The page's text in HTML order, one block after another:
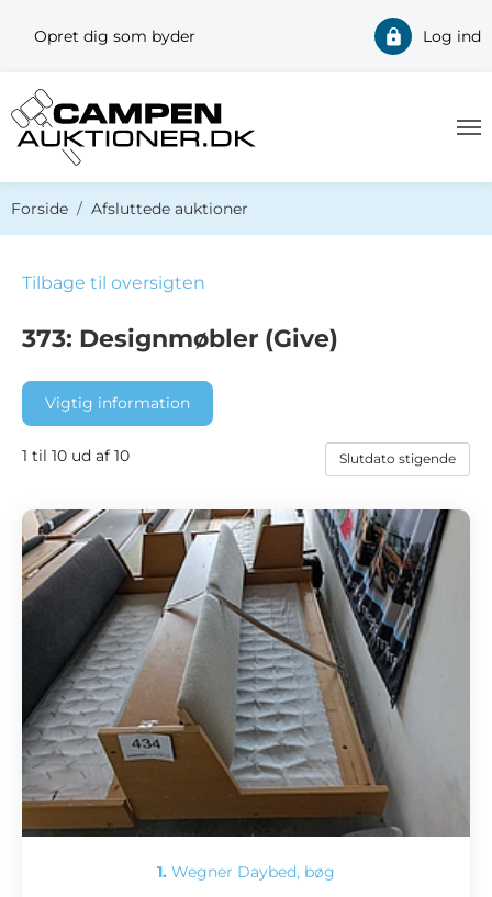
Opret dig som byder Log ind
Forside Afsluttede auktioner
Tilbage til oversigten
373: Designmøbler (Give)
Vigtig information
1 til 10 ud af 10
1. Wegner Daybed, bøg